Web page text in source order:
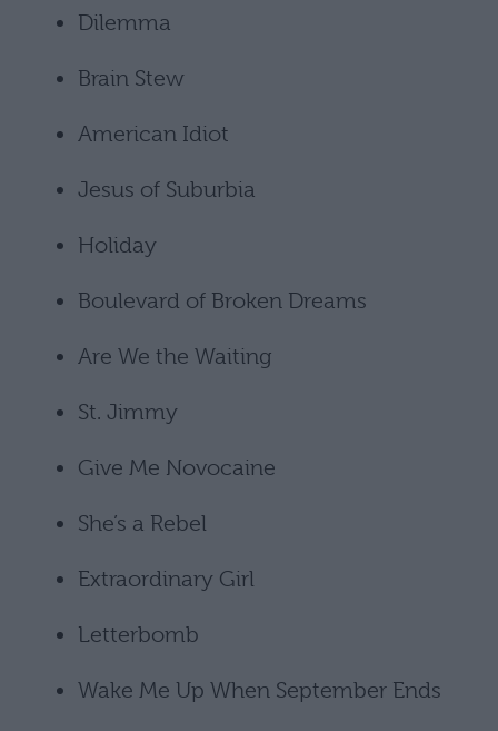
Dilemma
Brain Stew
American Idiot
Jesus of Suburbia
Holiday
Boulevard of Broken Dreams
Are We the Waiting
St. Jimmy
Give Me Novocaine
She’s a Rebel
Extraordinary Girl
Letterbomb
Wake Me Up When September Ends